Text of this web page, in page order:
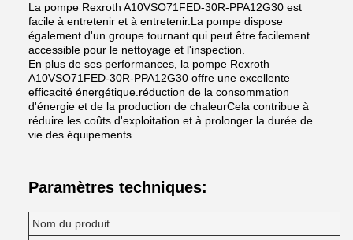
La pompe Rexroth A10VSO71FED-30R-PPA12G30 est
facile à entretenir et à entretenir.La pompe dispose
également d'un groupe tournant qui peut être facilement
accessible pour le nettoyage et l'inspection.
En plus de ses performances, la pompe Rexroth
A10VSO71FED-30R-PPA12G30 offre une excellente
efficacité énergétique.réduction de la consommation
d'énergie et de la production de chaleurCela contribue à
réduire les coûts d'exploitation et à prolonger la durée de
vie des équipements.
Paramètres techniques:
Nom du produit